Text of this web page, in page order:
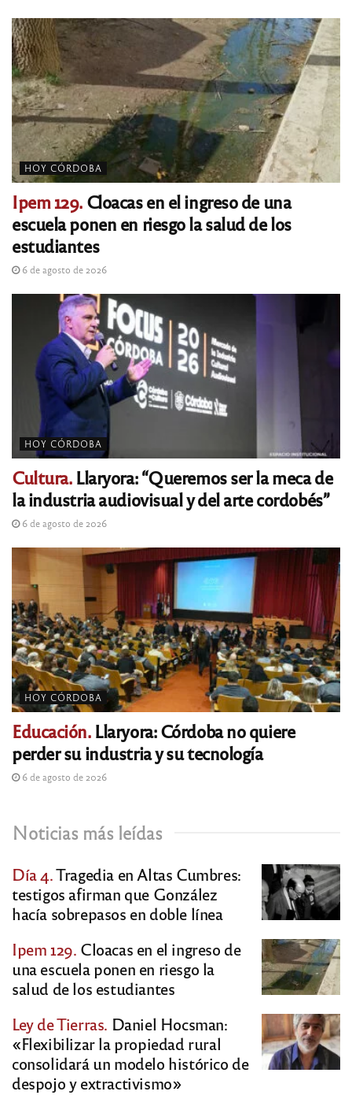
HOY CÓRDOBA
Ipem 129. Cloacas en el ingreso de una
escuela ponen en riesgo la salud de los
estudiantes
6 de agosto de 2026
HOY CÓRDOBA
Cultura.Llaryora: “Queremos ser la meca de
la industria audiovisual y del arte cordobés”
6 de agosto de 2026
HOY CÓRDOBA
Educación.Llaryora: Córdoba no quiere
perder su industria y su tecnología
6 de agosto de 2026
Noticias más leídas
Día 4.Tragedia en Altas Cumbres:
testigos afirman que González
hacía sobrepasos en doble línea
Ipem 129. Cloacas en el ingreso de
una escuela ponen en riesgo la
salud de los estudiantes
Ley de Tierras. Daniel Hocsman:
«Flexibilizar la propiedad rural
consolidará un modelo histórico de
despojo y extractivismo»